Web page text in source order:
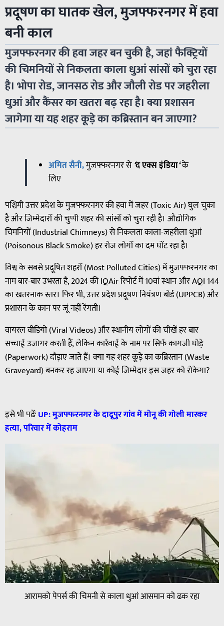
प्रदूषण का घातक खेल, मुजफ्फरनगर में हवा
बनी काल
मुजफ्फरनगर की हवा जहर बन चुकी है, जहां फैक्ट्रियों
की चिमनियों से निकलता काला धुआं सांसों को चुरा रहा
है। भोपा रोड, जानसठ रोड और जौली रोड पर जहरीला
धुआं और कैंसर का खतरा बढ़ रहा है। क्या प्रशासन
जागेगा या यह शहर कूड़े का कब्रिस्तान बन जाएगा?
अमित सैनी,मुजफ्फरनगरसे ‘दएक्सइंडिया‘के
लिए
पश्चिमी उत्तर प्रदेश के मुजफ्फरनगर की हवा में जहर (Toxic Air) घुल चुका
है और जिम्मेदारों की चुप्पी शहर की सांसों को चुरा रही है। औद्योगिक
चिमनियों (Industrial Chimneys) से निकलता काला-जहरीला धुआं
(Poisonous Black Smoke) हर रोज लोगों का दम घोंट रहा है।
विश्व के सबसे प्रदूषित शहरों (Most Polluted Cities) में मुजफ्फरनगर का
नाम बार-बार उभरता है, 2024 की IQAir रिपोर्ट में 10वां स्थान और AQI 144
का खतरनाक स्तर। फिर भी, उत्तर प्रदेश प्रदूषण नियंत्रण बोर्ड (UPPCB) और
प्रशासन के कान पर जूं नहीं रेंगती।
वायरल वीडियो (Viral Videos) और स्थानीय लोगों की चीखें हर बार
सच्चाई उजागर करती हैं, लेकिन कार्रवाई के नाम पर सिर्फ कागजी घोड़े
(Paperwork) दौड़ाए जाते हैं। क्या यह शहर कूड़े का कब्रिस्तान (Waste
Graveyard) बनकर रह जाएगा या कोई जिम्मेदार इस जहर को रोकेगा?
इसे भी पढेंःUP:मुजफ्फरनगरकेदादूपुरगांवमेंमोनूकीगोलीमारकर
हत्या,परिवारमेंकोहराम
आरामको पेपर्स की चिमनी से काला धुआं आसमान को ढक रहा